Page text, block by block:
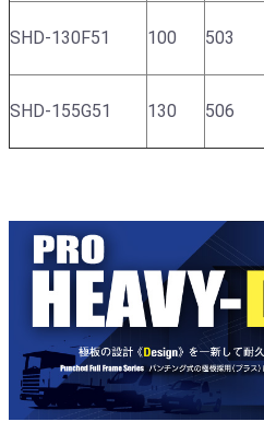
SHD-130F51 100 503
SHD-155G51 130 506